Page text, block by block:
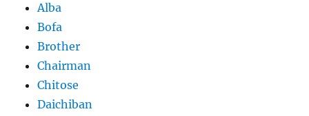
Alba
Bofa
Brother
Chairman
Chitose
Daichiban